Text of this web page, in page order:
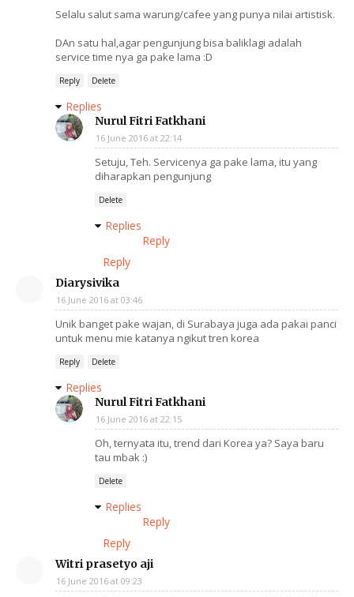
Selalu salut sama warung/cafee yang punya nilai artistisk.
DAn satu hal,agar pengunjung bisa baliklagi adalah
service time nya ga pake lama :D
Reply Delete
Replies
Nurul Fitri Fatkhani
16 June 2016 at 22:14
Setuju, Teh. Servicenya ga pake lama, itu yang
diharapkan pengunjung
Delete
Replies
Reply
Reply
Diarysivika
16 June 2016 at 03:46
Unik banget pake wajan, di Surabaya juga ada pakai panci
untuk menu mie katanya ngikut tren korea
Reply Delete
Replies
Nurul Fitri Fatkhani
16 June 2016 at 22:15
Oh, ternyata itu, trend dari Korea ya? Saya baru
tau mbak :)
Delete
Replies
Reply
Reply
Witri prasetyo aji
16 June 2016 at 09:23